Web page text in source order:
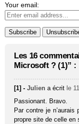
Your email:
Les 16
Microsoft ? (1)” :
[1] -Julien a écrit le
Passionant. Bravo.
Par contre je n’aurais
propre site de celle en